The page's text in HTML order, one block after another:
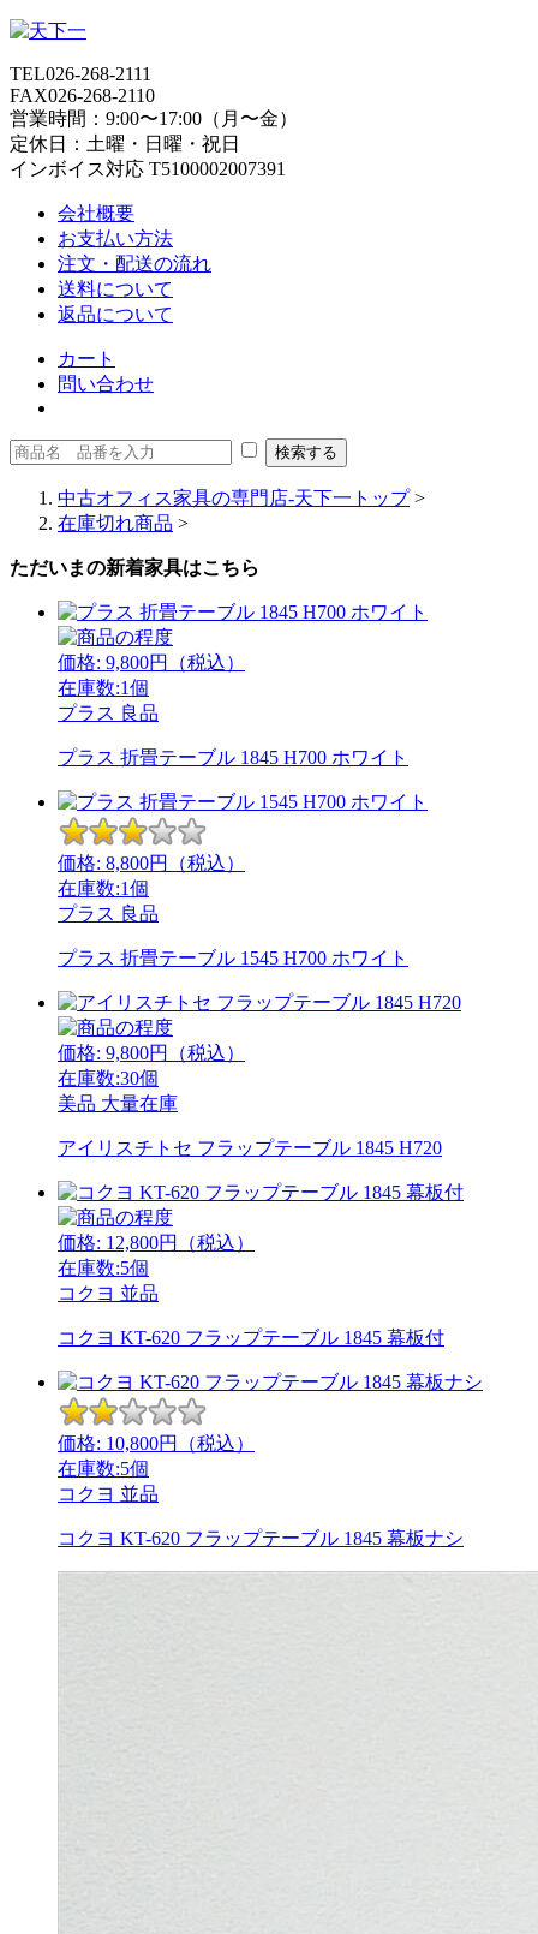
TEL026-268-2111
FAX026-268-2110
営業時間：9:00〜17:00（月〜金）
定休日：土曜・日曜・祝日
インボイス対応 T5100002007391
会社概要
お支払い方法
注文・配送の流れ
送料について
返品について
カート
問い合わせ
中古オフィス家具の専門店-天下一トップ>
在庫切れ商品 >
ただいまの新着家具はこちら
価格: 9,800円（税込）
在庫数:1個
プラス 良品
プラス 折畳テーブル 1845 H700 ホワイト
価格: 8,800円（税込）
在庫数:1個
プラス 良品
プラス 折畳テーブル 1545 H700 ホワイト
価格: 9,800円（税込）
在庫数:30個
美品 大量在庫
アイリスチトセ フラップテーブル 1845 H720
価格: 12,800円（税込）
在庫数:5個
コクヨ 並品
コクヨ KT-620 フラップテーブル 1845 幕板付
価格: 10,800円（税込）
在庫数:5個
コクヨ 並品
コクヨ KT-620 フラップテーブル 1845 幕板ナシ